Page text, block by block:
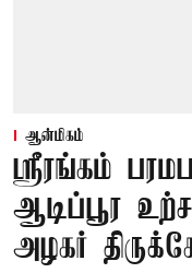
ஆன்மிகம்
ஸ்ரீரங்கம்
ஆடிப்பூர
அழகர்